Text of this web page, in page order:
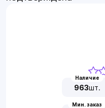
Наличие
963шт.
Мин. заказ